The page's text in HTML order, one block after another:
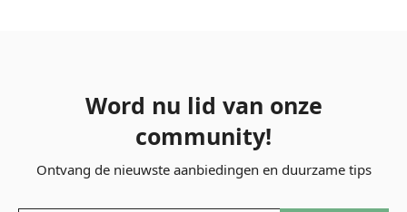
Word nu lid van onze
community!
Ontvang de nieuwste aanbiedingen en duurzame tips